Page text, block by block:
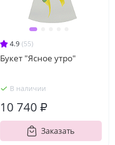
4.9 (55)
Букет "Ясное утро"
В наличии
10 740 ₽
Заказать